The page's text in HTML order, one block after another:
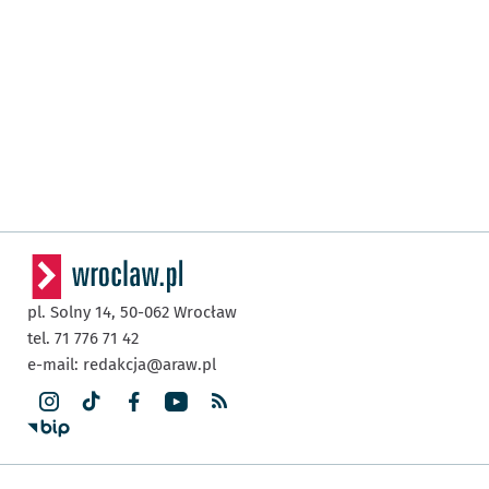
pl. Solny 14, 50-062 Wrocław
tel. 71 776 71 42
e-mail: redakcja@araw.pl